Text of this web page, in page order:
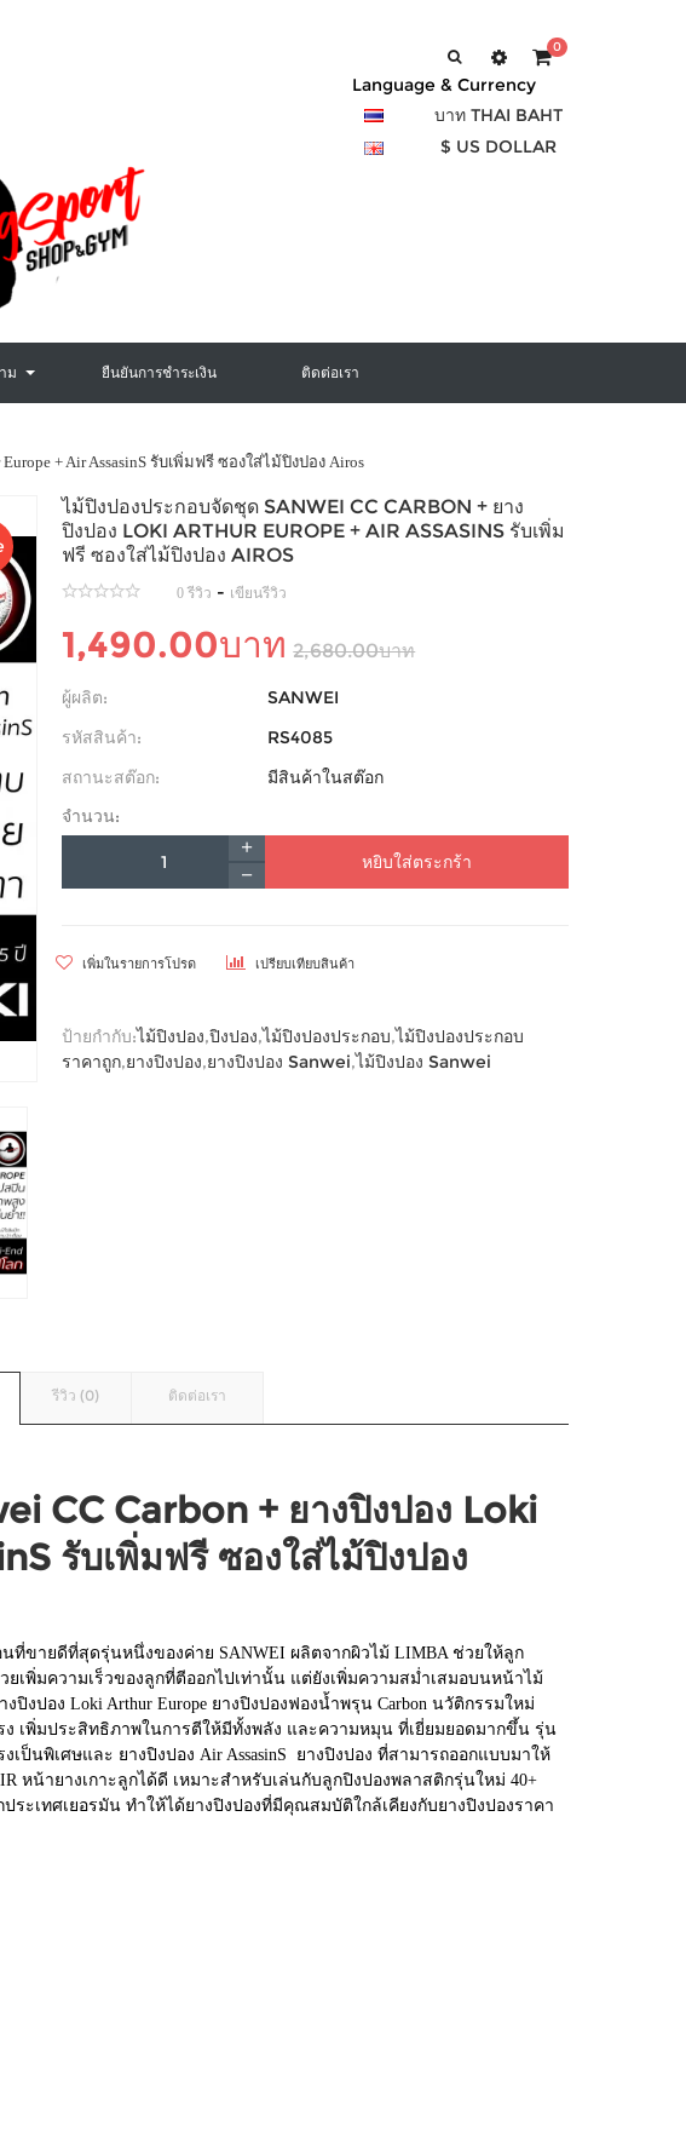
0
Language & Currency
บาท THAI BAHT
$ US DOLLAR
ม ยืนยันการชำระเงิน ติดต่อเรา
+ Air AssasinS รับเพิ่มฟรี ซองใส่ไม้ปิงปอง Airos
ไม้ปิงปองประกอบจัดชุด SANWEI CC CARBON + ยาง
ปิงปอง LOKI ARTHUR EUROPE + AIR ASSASINS รับเพิ่ม
ฟรี ซองใส่ไม้ปิงปอง AIROS
0 รีวิว - เขียนรีวิว
1,490.00บาท 2,680.00บาท
ผู้ผลิต:
SANWEI
รหัสสินค้า:
RS4085
สถานะสต๊อก:
มีสินค้าในสต๊อก
จำนวน:
หยิบใส่ตระกร้า
เพิ่มในรายการโปรด เปรียบเทียบสินค้า
ป้ายกำกับ:ไม้ปิงปอง,ปิงปอง,ไม้ปิงปองประกอบ,ไม้ปิงปองประกอบ
ราคาถูก,ยางปิงปอง,ยางปิงปอง Sanwei,ไม้ปิงปอง Sanwei
รีวิว (0) ติดต่อเรา
CC Carbon + ยางปิงปอง Loki
รับเพิ่มฟรี ซองใส่ไม้ปิงปอง
นที่ขายดีที่สุดรุ่นหนึ่งของค่าย SANWEI ผลิตจากผิวไม้ LIMBA ช่วยให้ลูก
พิ่มความเร็วของลูกที่ตีออกไปเท่านั้น แต่ยังเพิ่มความสม่ำเสมอบนหน้าไม้
งปอง Loki Arthur Europe ยางปิงปองฟองน้ำพรุน Carbon นวัติกรรมใหม่
เพิ่มประสิทธิภาพในการตีให้มีทั้งพลัง และความหมุน ที่เยี่ยมยอดมากขึ้น รุ่น
ป็นพิเศษและ ยางปิงปอง Air AssasinS ยางปิงปอง ที่สามารถออกแบบมาให้
หน้ายางเกาะลูกได้ดี เหมาะสำหรับเล่นกับลูกปิงปองพลาสติกรุ่นใหม่ 40+
ะเทศเยอรมัน ทำให้ได้ยางปิงปองที่มีคุณสมบัติใกล้เคียงกับยางปิงปองราคา